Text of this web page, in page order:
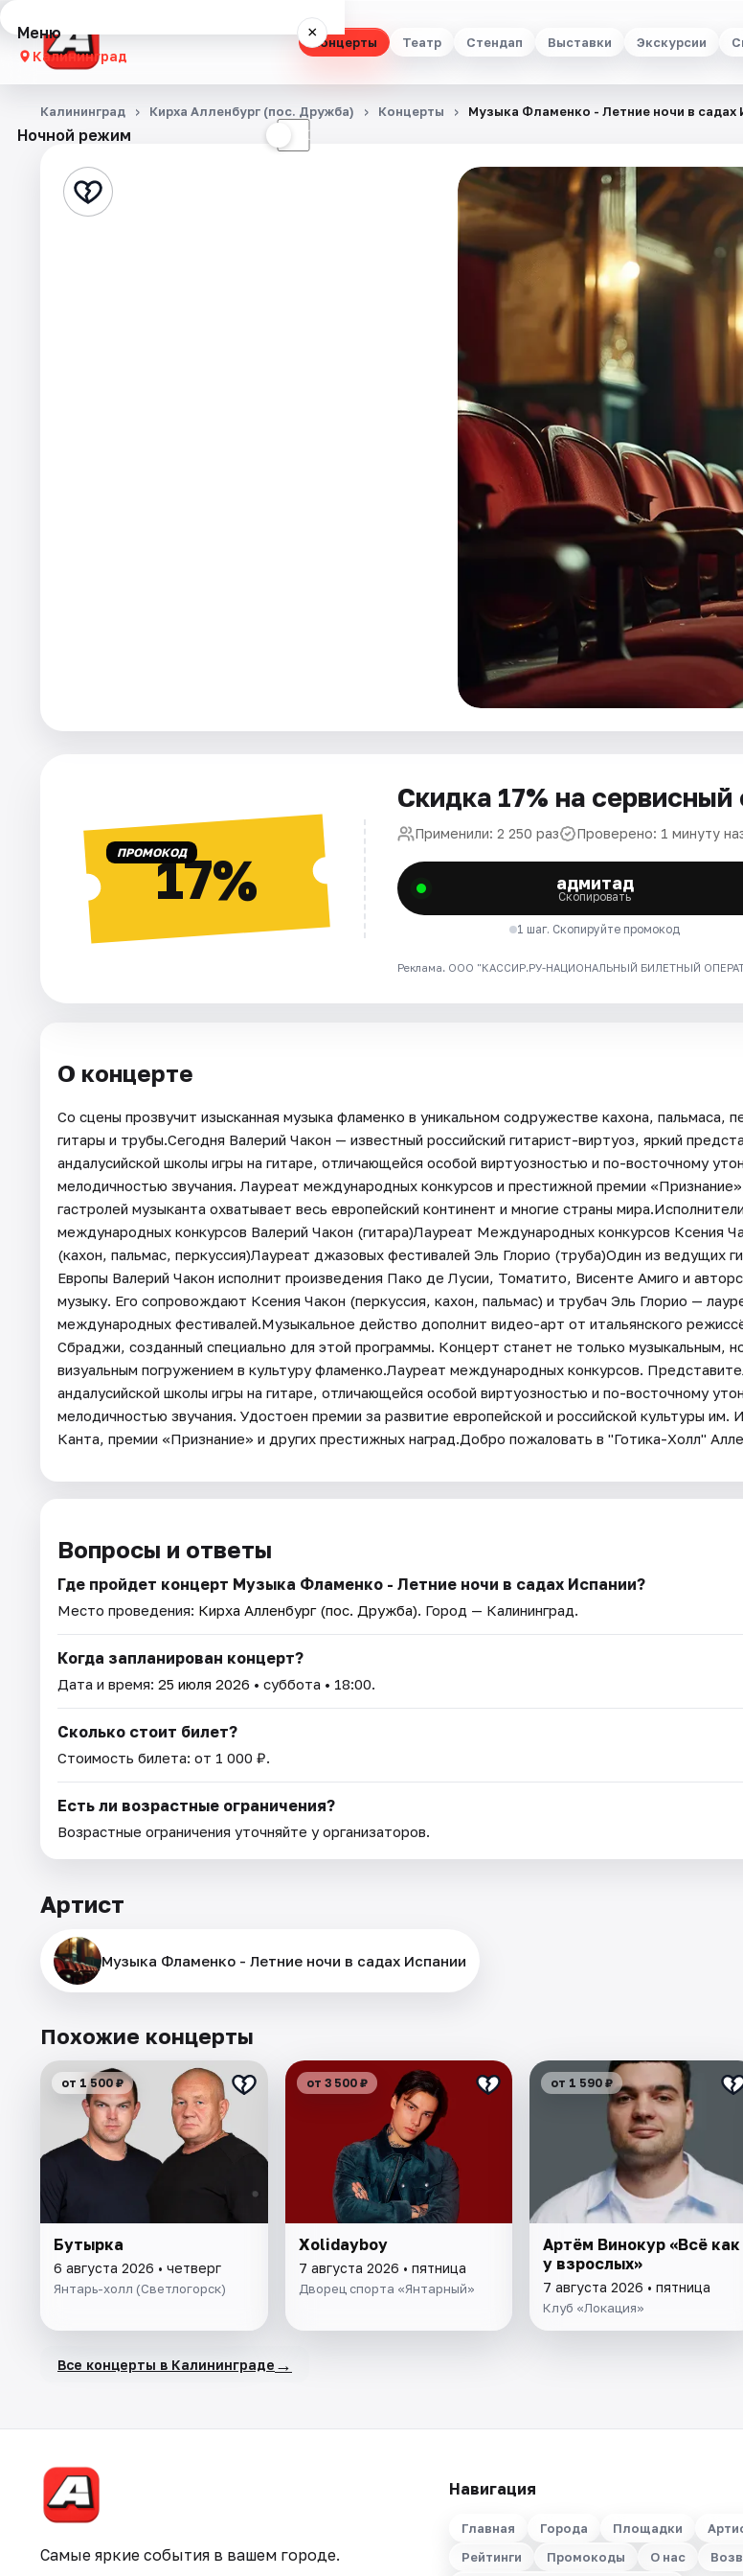
Концерты Театр Стендап Выставки Экскурсии
Меню ×
Калининград
Концерты
Стендап
Ночной режим ☾
Калининград Кирха Алленбург (пос. Дружба) Концерты Музыка Фламенко - Летние ночи в садах
ПРОМОКОД17%
Скидка 17% на сервисный
Применили: 2 250 раз Проверено: 1 минуту
адмитад
Скопировать
1 шаг. Скопируйте промокод
Реклама. ООО "КАССИР.РУ-НАЦИОНАЛЬНЫЙ БИЛЕТНЫЙ
О концерте
Со сцены прозвучит изысканная музыка фламенко в уникальном содружестве кахона, пальмаса,
гитары и трубы.Сегодня Валерий Чакон — известный российский гитарист-виртуоз, яркий
андалусийской школы игры на гитаре, отличающейся особой виртуозностью и по-восточному
мелодичностью звучания. Лауреат международных конкурсов и престижной премии
гастролей музыканта охватывает весь европейский континент и многие страны
международных конкурсов Валерий Чакон (гитара)Лауреат Международных конкурсов Ксения
(кахон, пальмас, перкуссия)Лауреат джазовых фестивалей Эль Глорио (труба)Один из ведущих
Европы Валерий Чакон исполнит произведения Пако де Лусии, Томатито, Висенте Амиго и
музыку. Его сопровождают Ксения Чакон (перкуссия, кахон, пальмас) и трубач Эль Глорио —
международных фестивалей.Музыкальное действо дополнит видео-арт от итальянского
Сбраджи, созданный специально для этой программы. Концерт станет не только музыкальным,
визуальным погружением в культуру фламенко.Лауреат международных конкурсов.
андалусийской школы игры на гитаре, отличающейся особой виртуозностью и по-восточному
мелодичностью звучания. Удостоен премии за развитие европейской и российской культуры им.
Канта, премии «Признание» и других престижных наград.Добро пожаловать в "Готика-Холл"
Вопросы и ответы
Где пройдет концерт Музыка Фламенко - Летние ночи в садах Испании?
Место проведения: Кирха Алленбург (пос. Дружба). Город — Калининград.
Когда запланирован концерт?
Дата и время: 25 июля 2026 • суббота • 18:00.
Сколько стоит билет?
Стоимость билета: от 1 000 ₽.
Есть ли возрастные ограничения?
Возрастные ограничения уточняйте у организаторов.
Артист
Музыка Фламенко - Летние ночи в садах Испании
Похожие концерты
от 1 500 ₽
Бутырка
6 августа 2026 • четверг
Янтарь-холл (Светлогорск)
от 3 500 ₽
Xolidayboy
7 августа 2026 • пятница
Дворец спорта «Янтарный»
от 1 590 ₽
Артём Винокур «Всё как
у взрослых»
7 августа 2026 • пятница
Клуб «Локация»
Все концерты в Калининграде →
Самые яркие события в вашем городе.
Навигация
Главная Города Площадки
Рейтинги
Промокоды О нас